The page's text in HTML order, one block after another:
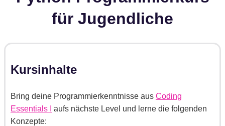
für Jugendliche
Kursinhalte
Bring deine Programmierkenntnisse aus Coding
Essentials I
aufs nächste Level und lerne die folgenden
Konzepte: